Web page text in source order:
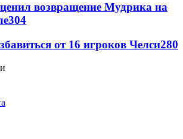
возвращение Мудрика на
304
от 16 игроков Челси280